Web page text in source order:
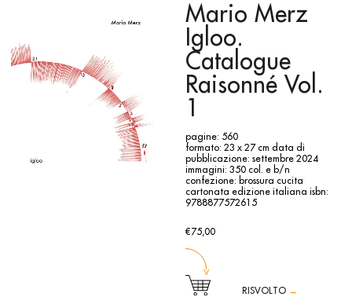
era in vita, le sue opere visionarie in pittura, stampa e
acquerello hanno ispirato intere generazioni e sono ora
riconosciute come contributo unico alla cultura mondiale.
Il catalogo della mostra tenutasi a La Venaria Reale
propone una selezione delle sue opere più belle dalla
collezione della Tate UK, inserite nel contesto di un
momento convulsivo dell’arte, dell'immaginazione e della
storia britannica. Blake ha vissuto un periodo rivoluzionario,
un’epoca di radicale trasformazione delle idee sull’arte e
l'immaginazione, in cui gli artisti hanno veicolato l'arte
verso territori immaginari nuovi e inesplorati.
Le immagini senza tempo di Blake vengono affiancate da
quelle degli artisti che più lo hanno ispirato e che più lui
stesso ha influenzato, tra cui Henry Fuseli, Benjamin West e
John Hamilton Mortimer.
Il volume è corredato di testi di approfondimento su William
Blake, su alcuni artisti a lui vicini e sulla corrente artistica del
Romanticismo di David Blayney Brown e Alice Insley.
La Venaria Reale, Venaria, Torino, 31 ottobre 2024 – 2
Mario Merz
Igloo.
Catalogue
Raisonné Vol.
1
pagine: 560
formato: 23 x 27 cm data di
pubblicazione: settembre 2024
immagini: 350 col. e b/n
confezione: brossura cucita
cartonata edizione italiana isbn:
9788877572615
€75,00
RISVOLTO →